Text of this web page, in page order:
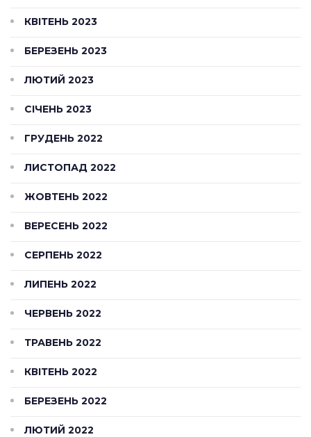
КВІТЕНЬ 2023
БЕРЕЗЕНЬ 2023
ЛЮТИЙ 2023
СІЧЕНЬ 2023
ГРУДЕНЬ 2022
ЛИСТОПАД 2022
ЖОВТЕНЬ 2022
ВЕРЕСЕНЬ 2022
СЕРПЕНЬ 2022
ЛИПЕНЬ 2022
ЧЕРВЕНЬ 2022
ТРАВЕНЬ 2022
КВІТЕНЬ 2022
БЕРЕЗЕНЬ 2022
ЛЮТИЙ 2022